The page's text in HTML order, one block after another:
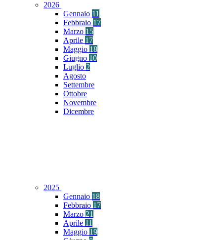
2026
Gennaio 11
Febbraio 17
Marzo 15
Aprile 17
Maggio 18
Giugno 10
Luglio 2
Agosto
Settembre
Ottobre
Novembre
Dicembre
2025
Gennaio 18
Febbraio 17
Marzo 21
Aprile 11
Maggio 19